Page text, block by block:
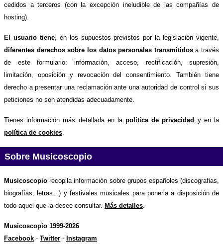
cedidos a terceros (con la excepción ineludible de las compañías de
hosting).
El usuario tiene, en los supuestos previstos por la legislación vigente,
diferentes derechos sobre los datos personales transmitidosa través
de este formulario: información, acceso, rectificación, supresión,
limitación, oposición y revocación del consentimiento. También tiene
derecho a presentar una reclamación ante una autoridad de control si sus
peticiones no son atendidas adecuadamente.
Tienes información más detallada en lapolítica de privacidad y en la
política de cookies
Sobre Musicoscopio
Musicoscopio recopila información sobre grupos españoles (discografias,
biografías, letras...) y festivales musicales para ponerla a disposición de
todo aquel que la desee consultar. Más detalles.
Musicoscopio 1999-2026
Facebook - Twitter - Instagram